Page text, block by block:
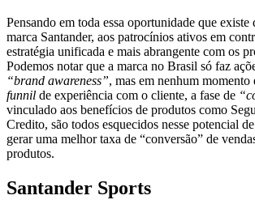
Pensando em toda essa oportunidade que existe
marca Santander, aos patrocínios ativos em
estratégia unificada e mais abrangente com os
Podemos notar que a marca no Brasil só faz
“brand awareness”, mas em nenhum
funnil de experiência com o cliente, a fase de
vinculado aos benefícios de produtos como
Credito, são todos esquecidos nesse potencial
gerar uma melhor taxa de “conversão” de
produtos.
Santander Sports